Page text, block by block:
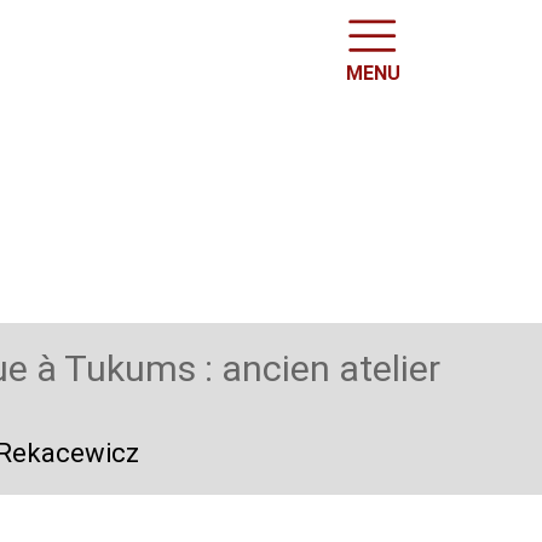
MENU
à Tukums : ancien atelier